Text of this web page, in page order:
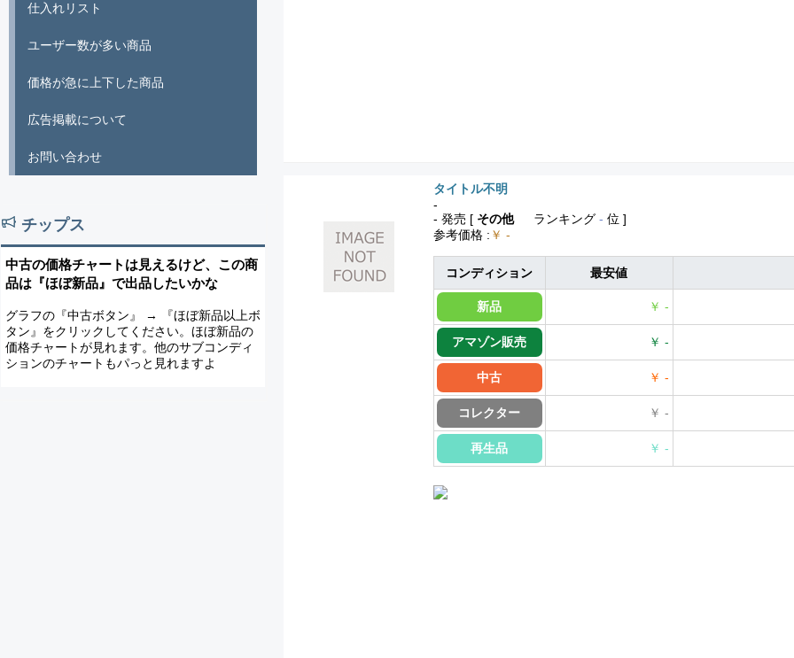
タイトル不明
-
- 発売 [ その他 ランキング - 位 ]
参考価格 : ￥ -
コンディション 最安値
新品 ￥ -
アマゾン販売 ￥ -
中古 ￥ -
コレクター ￥ -
再生品 ￥ -
仕入れリスト
ユーザー数が多い商品
価格が急に上下した商品
広告掲載について
お問い合わせ
チップス
中古の価格チャートは見えるけど、この商
品は『ほぼ新品』で出品したいかな
グラフの『中古ボタン』 → 『ほぼ新品以上ボ
タン』をクリックしてください。ほぼ新品の
価格チャートが見れます。他のサブコンディ
ションのチャートもパっと見れますよ